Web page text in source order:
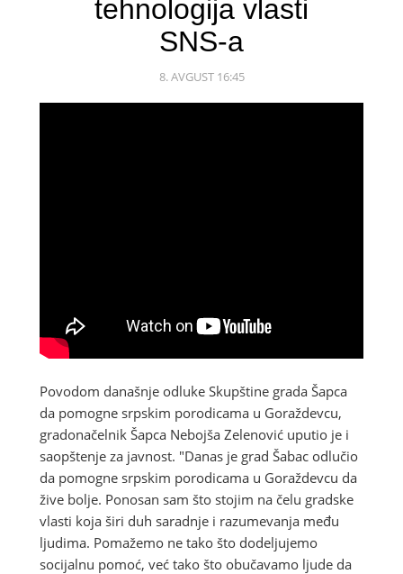
tehnologija vlasti
SNS-a
8. AVGUST 16:45
Povodom današnje odluke Skupštine grada Šapca
da pomogne srpskim porodicama u Goraždevcu,
gradonačelnik Šapca Nebojša Zelenović uputio je i
saopštenje za javnost. "Danas je grad Šabac odlučio
da pomogne srpskim porodicama u Goraždevcu da
žive bolje. Ponosan sam što stojim na čelu gradske
vlasti koja širi duh saradnje i razumevanja među
ljudima. Pomažemo ne tako što dodeljujemo
socijalnu pomoć, već tako što obučavamo ljude da